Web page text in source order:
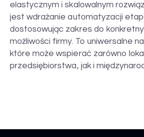
elastycznym i skalowalnym
jest wdrażanie automatyzacji
dostosowując zakres do
możliwości firmy. To uniwersalne
które może wspierać zarówno
przedsiębiorstwa, jak i